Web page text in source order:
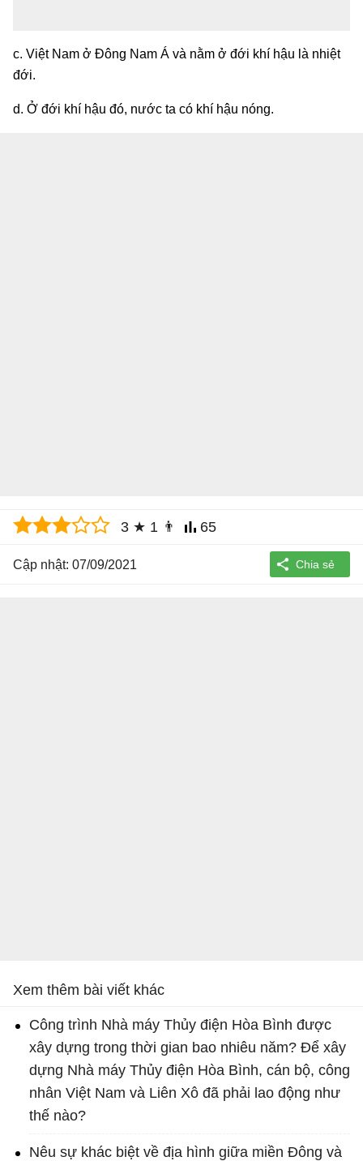
c. Việt Nam ở Đông Nam Á và nằm ở đới khí hậu là nhiệt
đới.
d. Ở đới khí hậu đó, nước ta có khí hậu nóng.
3 ★ 1 👨 65
Cập nhật: 07/09/2021
Xem thêm bài viết khác
Công trình Nhà máy Thủy điện Hòa Bình được
xây dựng trong thời gian bao nhiêu năm? Để xây
dựng Nhà máy Thủy điện Hòa Bình, cán bộ, công
nhân Việt Nam và Liên Xô đã phải lao động như
thế nào?
Nêu sự khác biệt về địa hình giữa miền Đông và